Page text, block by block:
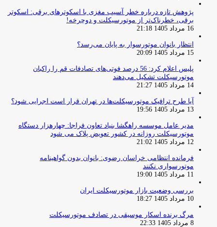
پژوهش تازه درباره خطر آسیب مغزی با اسکوترهای برقی: اسکوتر
برقی، خطرناک‌تر از موتورسیکلت و دوچرخه!
16 مرداد 1405 21:18
انتظار بانوان موتورسوار به پایان می‌رسد؟
15 مرداد 1405 20:09
پلیس اعلام کرد: 56 درصد فوتی‌های تصادفات قم را راکبان
موتورسیکلت تشکیل می‌دهند
14 مرداد 1405 21:27
آیا طرح ترافیک موتورسیکلت‌ها در تهران قرار است اجرایی شود؟
13 مرداد 1405 19:56
مدیر عامل موسسه راهگشا بنیاد تعاون فراجا: چهارهزار دستگاه
موتورسیکلت روزانه در کشور تعویض پلاک می شود
12 مرداد 1405 21:02
فرمانده انتظامی خراسان رضوی: بانوان بدون گواهینامه
موتورسواری نکنند
11 مرداد 1405 19:00
بررسی وضعیت بازار موتورسیکلت ایران
10 مرداد 1405 18:27
مرگ برنده اسکار موسیقی در تصادف موتورسیکلت
8 مرداد 1405 22:33